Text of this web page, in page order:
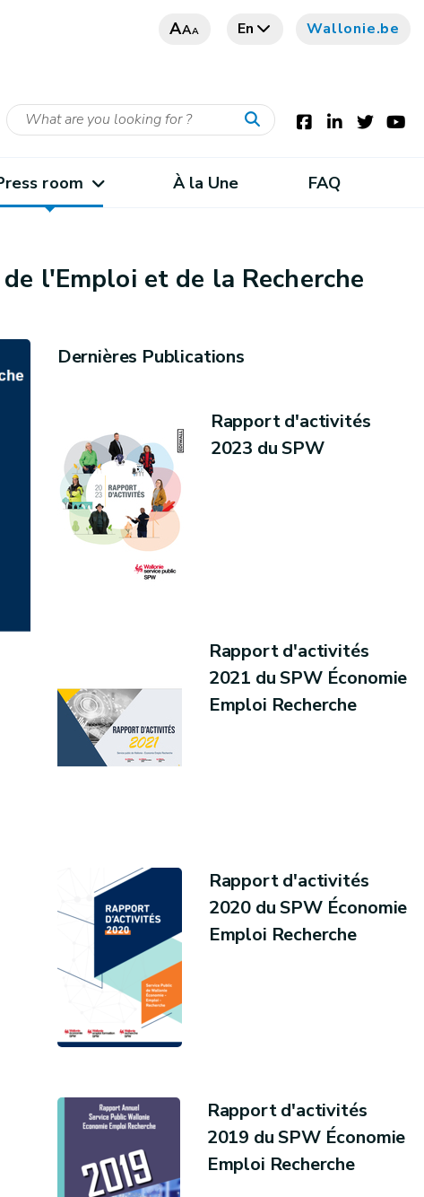
AAA En Wallonie.be
room À la Une FAQ
l'Emploi et de la Recherche
Dernières Publications
Rapport d'activités
2023 du SPW
Rapport d'activités
2021 du SPW Économie
Emploi Recherche
Rapport d'activités
2020 du SPW Économie
Emploi Recherche
Rapport d'activités
2019 du SPW Économie
Emploi Recherche